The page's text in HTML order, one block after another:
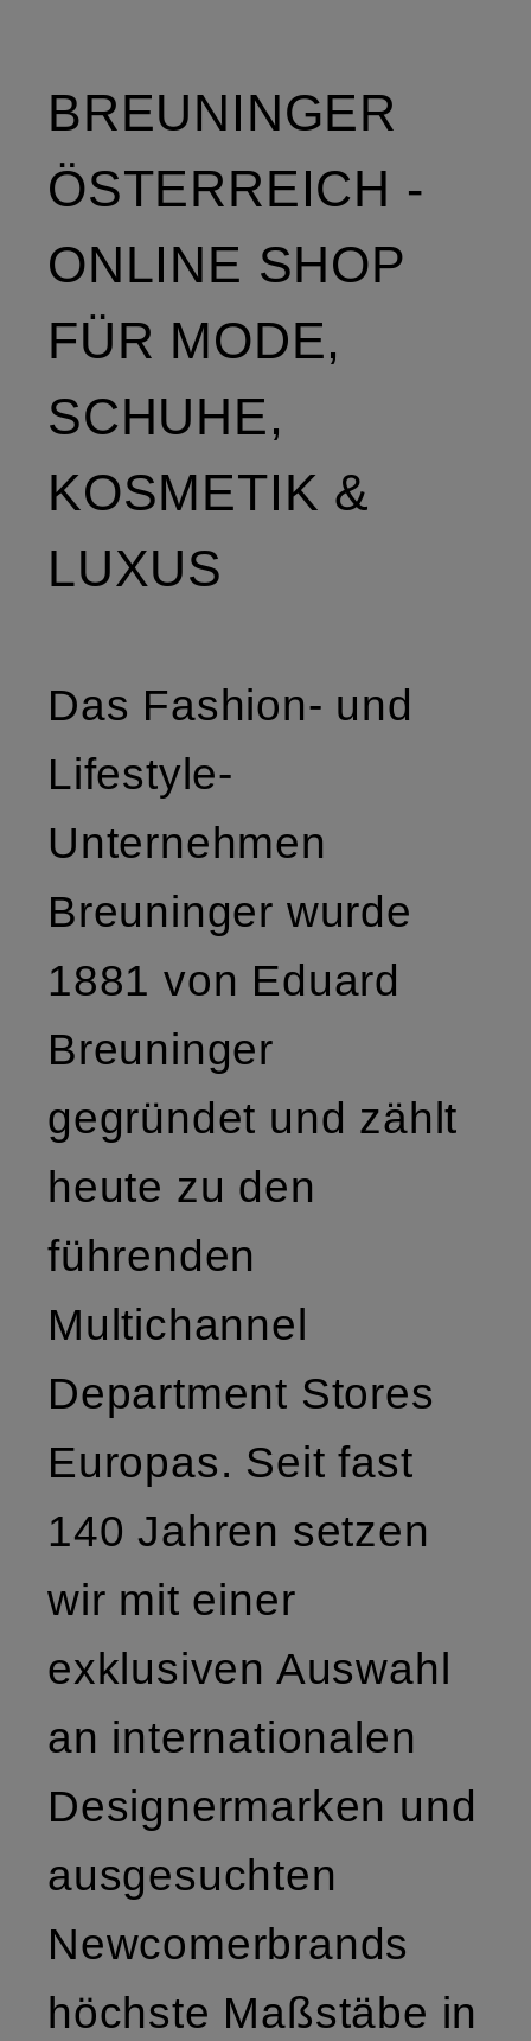
BREUNINGER
ÖSTERREICH -
ONLINE SHOP
FÜR MODE,
SCHUHE,
KOSMETIK &
LUXUS
Das Fashion- und
Lifestyle-
Unternehmen
Breuninger wurde
1881 von Eduard
Breuninger
gegründet und zählt
heute zu den
führenden
Multichannel
Department Stores
Europas. Seit fast
140 Jahren setzen
wir mit einer
exklusiven Auswahl
an internationalen
Designermarken und
ausgesuchten
Newcomerbrands
höchste Maßstäbe in